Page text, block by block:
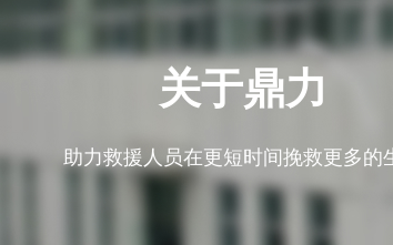
关于鼎力
助力救援人员在更短时间挽救更多的